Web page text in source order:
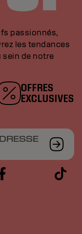
passionnés,
les tendances
sein de notre
OFFRES
EXCLUSIVES